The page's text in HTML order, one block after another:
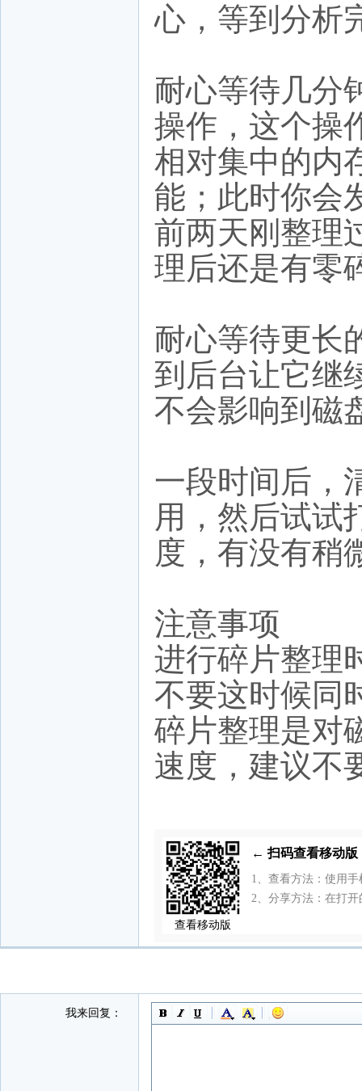
心，等到分析
耐心等待几分
操作，这个操
相对集中的内
能；此时你会
前两天刚整理
理后还是有零
耐心等待更长
到后台让它继
不会影响到磁
一段时间后，
用，然后试试
度，有没有稍
注意事项
进行碎片整理
不要这时候同
碎片整理是对
速度，建议不
查看移动版
← 扫码查看移动版
1、查看方法：使用
2、分享方法：在打
我来回复：